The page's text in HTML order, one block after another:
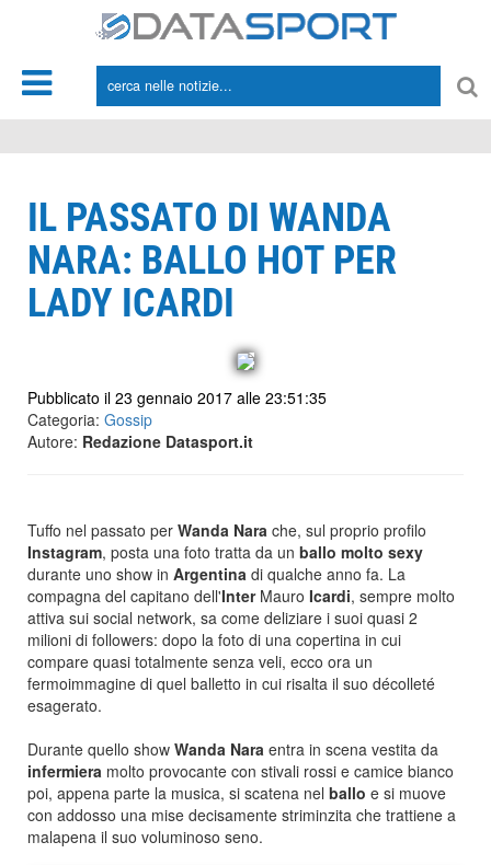
IL PASSATO DI WANDA
NARA: BALLO HOT PER
LADY ICARDI
Pubblicato il 23 gennaio 2017 alle 23:51:35
Categoria: Gossip
Autore: Redazione Datasport.it
Tuffo nel passato per Wanda Nara che, sul proprio profilo
Instagram, posta una foto tratta da un ballo molto sexy
durante uno show in Argentina di qualche anno fa. La
compagna del capitano dell'InterMauro Icardi, sempre molto
attiva sui social network, sa come deliziare i suoi quasi 2
milioni di followers: dopo la foto di una copertina in cui
compare quasi totalmente senza veli, ecco ora un
fermoimmagine di quel balletto in cui risalta il suo décolleté
esagerato.
Durante quello show Wanda Nara entra in scena vestita da
infermiera molto provocante con stivali rossi e camice bianco
poi, appena parte la musica, si scatena nel ballo e si muove
con addosso una mise decisamente striminzita che trattiene a
malapena il suo voluminoso seno.